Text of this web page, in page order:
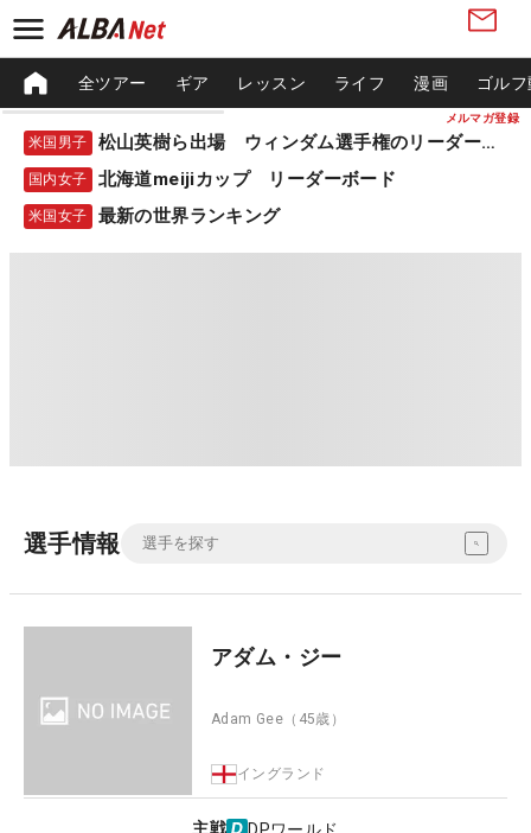
メルマガ登録
全ツアー ギア レッスン ライフ 漫画 ゴル
米国男子 松山英樹ら出場 ウィンダム選手権のリーダーボード
国内女子 北海道meijiカップ リーダーボード
米国女子 最新の世界ランキング
選手情報
アダム・ジー
Adam Gee （45歳）
イングランド
主戦 DPワールド